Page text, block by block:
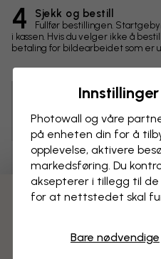
4 Sjekk og bestill
Fullfør bestillingen.
i kassen. Hvis du velger ikke å
betaling for bildearbeidet som er
Endringer
Mål
Tips! Du kan klikke på
skrive en
Photowall og våre
på enheten din for å
opplevelse, aktivere
markedsføring. Du
aksepterer i tillegg til
for at nettstedet skal
Bare nødvendige